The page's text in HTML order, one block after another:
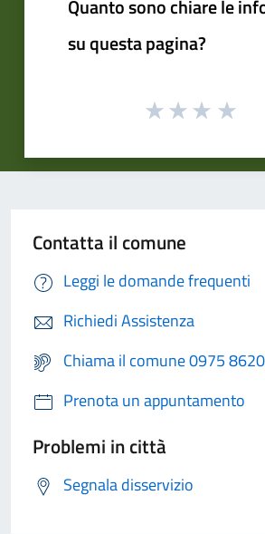
Quanto sono chiare le
su questa pagina?
Contatta il comune
Leggi le domande frequenti
Richiedi Assistenza
Chiama il comune 0975
Prenota un appuntamento
Problemi in città
Segnala disservizio